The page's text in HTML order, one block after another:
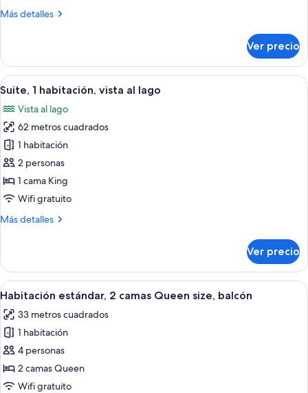
Más detalles
Más
estándar
Ver precio
Abrir
todas
las
fotos
de
Suite,
1
habitación,
al
Habitación de hotel con una cama
7
Suite, 1 habitación, vista al lago
Vista al lago
62 metros cuadrados
1 habitación
2 personas
1 cama King
Wifi gratuito
Más detalles
Más
1
habitación,
vista
lago
Ver precio
Abrir
todas
las
fotos
de
Habitación
estándar,
Habitación de hotel con dos camas,
8
Habitación estándar, 2 camas Queen size, balcón
33 metros cuadrados
1 habitación
4 personas
2 camas Queen
Wifi gratuito